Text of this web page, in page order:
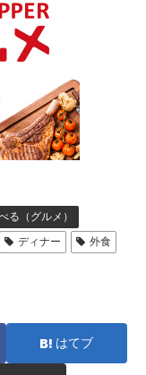
る（グルメ）
ディナー
外食
はてブ